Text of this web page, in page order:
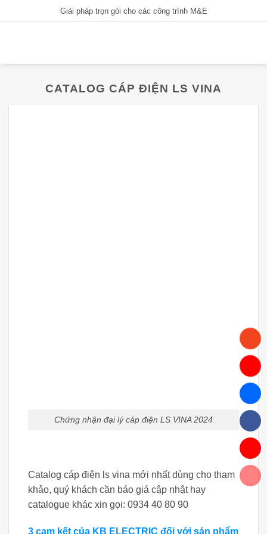
qua
Giải pháp trọn gói cho các công trình M&E
CATALOG CÁP ĐIỆN LS VINA
Chứng nhận đại lý cáp điện LS VINA 2024
Catalog cáp điện ls vina mới nhất dùng cho tham
khảo, quý khách cần báo giá cập nhật hay
catalogue khác xin gọi: 0934 40 80 90
3 cam kết của KB ELECTRIC đối với sản phẩm